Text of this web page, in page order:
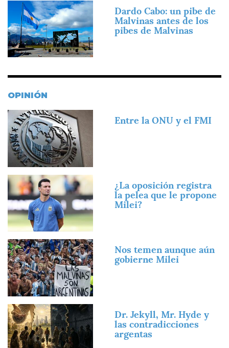
Imagen
Dardo Cabo: un pibe de
Malvinas antes de los
pibes de Malvinas
OPINIÓN
Imagen Entre la ONU y el FMI
Imagen
¿La oposición registra
la pelea que le propone
Milei?
Imagen
Nos temen aunque aún
gobierne Milei
Imagen
Dr. Jekyll, Mr. Hyde y
las contradicciones
argentas